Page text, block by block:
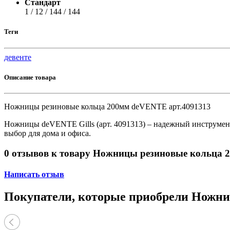
Стандарт
1 / 12 / 144 / 144
Теги
девенте
Описание товара
Ножницы резиновые кольца 200мм deVENTE арт.4091313
Ножницы deVENTE Gills (арт. 4091313) – надежный
выбор для дома и офиса.
0 отзывов к товару Ножницы резиновые кольца
Написать отзыв
Покупатели, которые приобрели